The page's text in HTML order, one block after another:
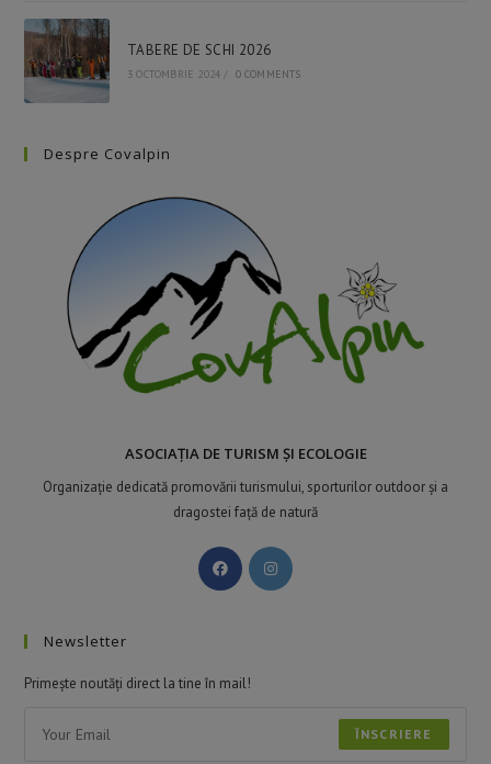
TABERE DE SCHI 2026
3 OCTOMBRIE 2024 / 0 COMMENTS
Despre Covalpin
ASOCIAȚIA DE TURISM ȘI ECOLOGIE
Organizație dedicată promovării turismului, sporturilor outdoor și a
dragostei față de natură
Newsletter
Primește noutăți direct la tine în mail!
ÎNSCRIERE